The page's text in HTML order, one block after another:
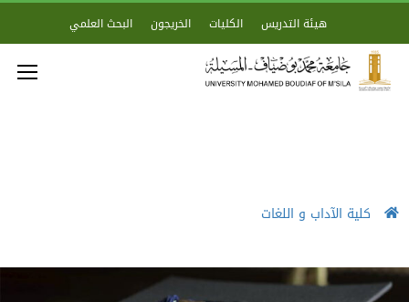
هيئة التدريس الكليات الخريجون البحث العلمي
كلية الآداب و اللغات